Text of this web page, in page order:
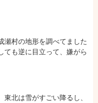
瀬村の地形を調べてました
ても逆に目立って、嫌がら
北は雪がすごい降るし、